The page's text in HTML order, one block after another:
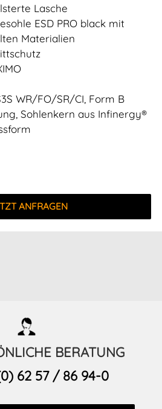
Lasche
ESD PRO black mit
Materialien
WR/FO/SR/CI, Form B
Sohlenkern aus Infinergy®
ANFRAGEN
BERATUNG
62 57 / 86 94-0